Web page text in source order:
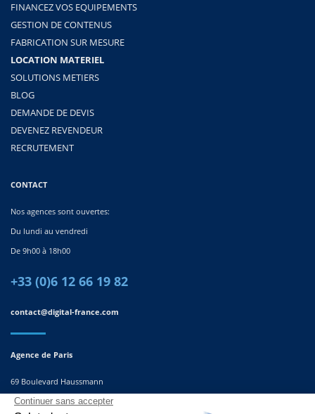
FINANCEZ VOS EQUIPEMENTS
GESTION DE CONTENUS
FABRICATION SUR MESURE
LOCATION MATERIEL
SOLUTIONS METIERS
BLOG
DEMANDE DE DEVIS
DEVENEZ REVENDEUR
RECRUTEMENT
CONTACT
Nos agences sont ouvertes:
Du lundi au vendredi
De 9h00 à 18h00
+33 (0)6 12 66 19 82
contact@digital-france.com
Agence de Paris
69 Boulevard Haussmann
75008, Paris